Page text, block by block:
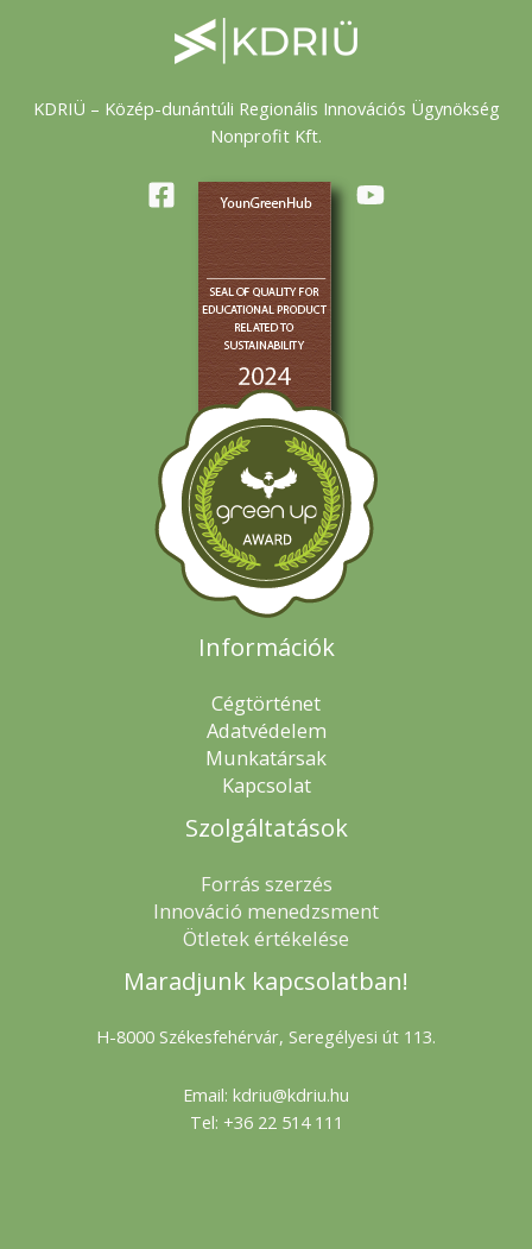
KDRIÜ – Közép-dunántúli Regionális Innovációs Ügynökség
Nonprofit Kft.
Információk
Cégtörténet
Adatvédelem
Munkatársak
Kapcsolat
Szolgáltatások
Forrás szerzés
Innováció menedzsment
Ötletek értékelése
Maradjunk kapcsolatban!
H-8000 Székesfehérvár, Seregélyesi út 113.
Email: kdriu@kdriu.hu
Tel: +36 22 514 111